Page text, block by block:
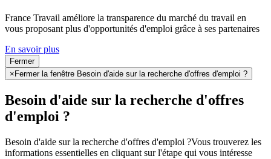
France Travail améliore la transparence du marché du travail en
vous proposant plus d'opportunités d'emploi grâce à ses partenaires
En savoir plus
Fermer
× Fermer la fenêtre Besoin d'aide sur la recherche d'offres d'emploi ?
Besoin d'aide sur la recherche d'offres
d'emploi ?
Besoin d'aide sur la recherche d'offres d'emploi ?Vous trouverez les
informations essentielles en cliquant sur l'étape qui vous intéresse